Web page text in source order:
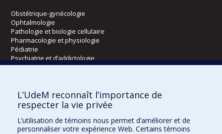
Obstétrique-gynécologie
Ophtalmologie
Pathologie et biologie cellulaire
Pharmacologie et physiologie
Pédiatrie
Psychiatrie et d’addictologie
Radiologie, radio-oncologie et médecine nucléaire
Écoles
Orthophonie et audiologie
L’UdeM reconnaît l’importance de
respecter la vie privée
L’utilisation de témoins nous permet d’améliorer et de
personnaliser votre expérience Web. Certains témoins